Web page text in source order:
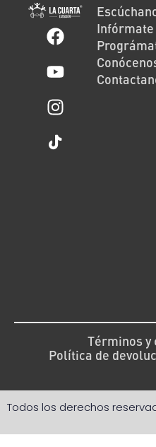
Infórmate
Términos y
Política de
Todos los derechos